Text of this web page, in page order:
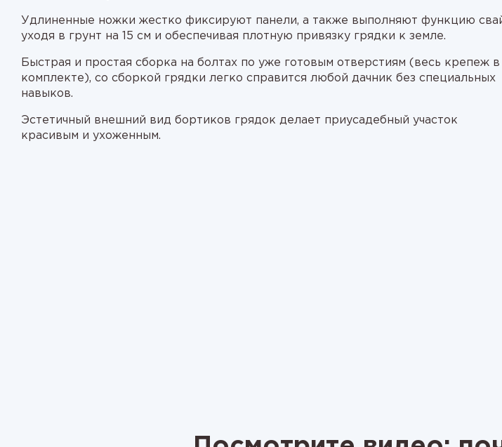
Удлиненные ножки жестко фиксируют панели, а также выполняют функцию
уходя в грунт на 15 см и обеспечивая плотную привязку грядки к земле.
Быстрая и простая сборка на болтах по уже готовым отверстиям (весь крепеж в
комплекте), со сборкой грядки легко справится любой дачник без специальных
навыков.
Эстетичный внешний вид бортиков грядок делает приусадебный участок
красивым и ухоженным.